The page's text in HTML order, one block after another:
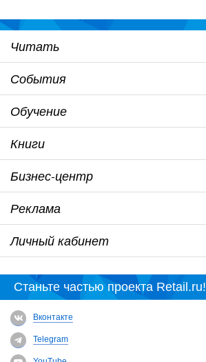
Читать
События
Обучение
Книги
Бизнес-центр
Реклама
Личный кабинет
Станьте частью проекта Retail.ru!
Вконтакте
Telegram